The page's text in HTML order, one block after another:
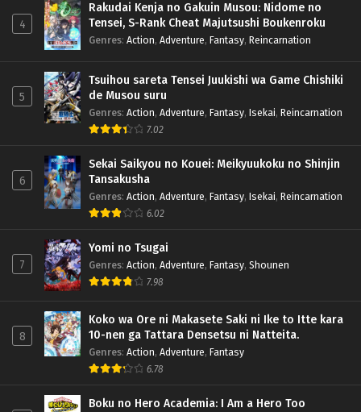
4
Rakudai Kenja no Gakuin Musou: Nidome no
Tensei, S-Rank Cheat Majutsushi Boukenroku
Genres: Action, Adventure, Fantasy, Reincarnation
5
Tsuihou sareta Tensei Juukishi wa Game Chishiki
de Musou suru
Genres: Action, Adventure, Fantasy, Isekai, Reincarnation
7.02
6
Sekai Saikyou no Kouei: Meikyuukoku no Shinjin
Tansakusha
Genres: Action, Adventure, Fantasy, Isekai, Reincarnation
6.02
7
Yomi no Tsugai
Genres: Action, Adventure, Fantasy, Shounen
7.98
8
Koko wa Ore ni Makasete Saki ni Ike to Itte kara
10-nen ga Tattara Densetsu ni Natteita.
Genres: Action, Adventure, Fantasy
6.78
Boku no Hero Academia: I Am a Hero Too